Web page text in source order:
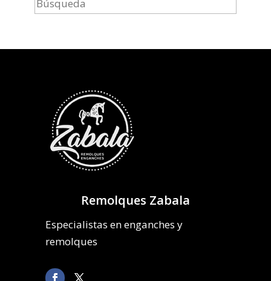
Remolques Zabala
Especialistas en enganches y
remolques